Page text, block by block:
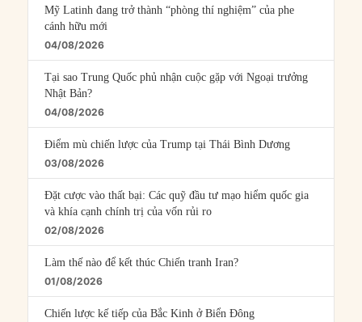
Mỹ Latinh đang trở thành “phòng thí nghiệm” của phe
cánh hữu mới
04/08/2026
Tại sao Trung Quốc phủ nhận cuộc gặp với Ngoại trưởng
Nhật Bản?
04/08/2026
Điểm mù chiến lược của Trump tại Thái Bình Dương
03/08/2026
Đặt cược vào thất bại: Các quỹ đầu tư mạo hiểm quốc gia
và khía cạnh chính trị của vốn rủi ro
02/08/2026
Làm thế nào để kết thúc Chiến tranh Iran?
01/08/2026
Chiến lược kế tiếp của Bắc Kinh ở Biển Đông